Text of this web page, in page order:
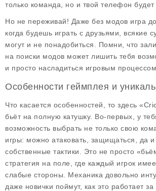
только команда, но и твой телефон будет
Но не переживай! Даже без модов игра
когда будешь играть с друзьями, всякие
могут и не понадобиться. Помни, что
на поиски модов может лишить тебя
и просто насладиться игровым
Особенности геймплея и
Что касается особенностей, то здесь
бьёт на полную катушку. Во-первых, у
возможность выбрать не только свою
игры: можно атаковать, защищаться, да
собственные тактики. Это не просто
стратегия на поле, где каждый игрок
слабые стороны. Механика довольно
даже новички поймут, как это работает за